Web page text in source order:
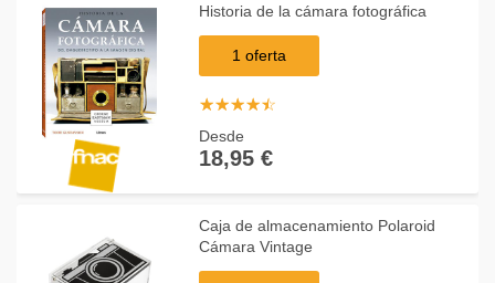
Historia de la cámara fotográfica
1 oferta
☆☆☆☆☆
★★★★★
Desde
18,95 €
Caja de almacenamiento Polaroid
Cámara Vintage